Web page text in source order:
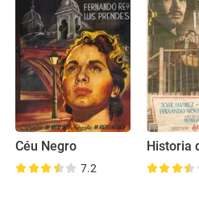
Céu Negro
7.2